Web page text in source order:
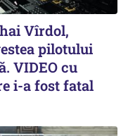
Vîrdol,
pilotului
VIDEO cu
i-a fost fatal